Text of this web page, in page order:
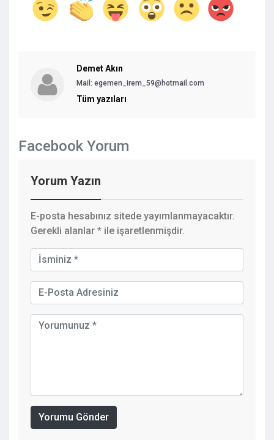
Demet Akın
Mail: egemen_irem_59@hotmail.com
Tüm yazıları
Facebook Yorum
Yorum Yazın
E-posta hesabınız sitede yayımlanmayacaktır.
Gerekli alanlar * ile işaretlenmişdir.
Yorumu Gönder